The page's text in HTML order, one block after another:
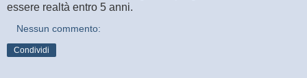
essere realtà entro 5 anni.
Nessun commento:
Condividi